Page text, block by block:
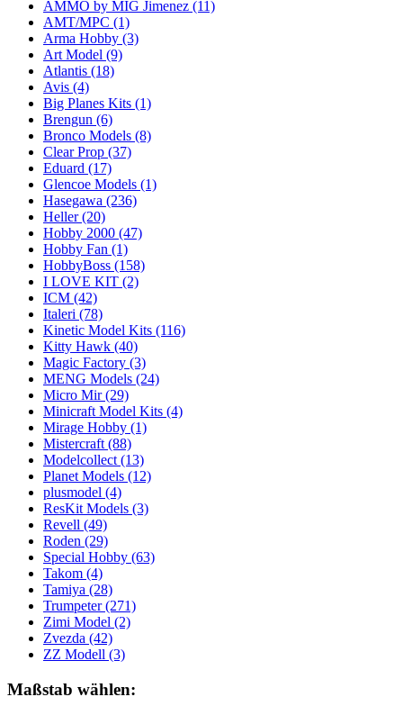
AMMO by MIG Jimenez (11)
AMT/MPC (1)
Arma Hobby (3)
Art Model (9)
Atlantis (18)
Avis (4)
Big Planes Kits (1)
Brengun (6)
Bronco Models (8)
Clear Prop (37)
Eduard (17)
Glencoe Models (1)
Hasegawa (236)
Heller(20)
Hobby 2000 (47)
Hobby Fan (1)
HobbyBoss (158)
I LOVE KIT (2)
ICM (42)
Italeri (78)
Kinetic Model Kits (116)
Kitty Hawk (40)
Magic Factory (3)
MENG Models (24)
Micro Mir(29)
Minicraft Model Kits (4)
Mirage Hobby (1)
Mistercraft (88)
Modelcollect (13)
Planet Models (12)
plusmodel (4)
ResKit Models (3)
Revell (49)
Roden (29)
Special Hobby (63)
Takom (4)
Tamiya (28)
Trumpeter(271)
Zimi Model (2)
Zvezda (42)
ZZ Modell (3)
Maßstab wählen: